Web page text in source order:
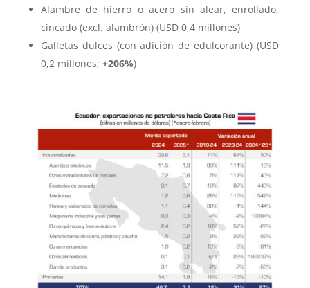
Alambre de hierro o acero sin alear, enrollado,
cincado (excl. alambrón) (USD 0,4 millones)
Galletas dulces (con adición de edulcorante) (USD
0,2 millones; +206%)